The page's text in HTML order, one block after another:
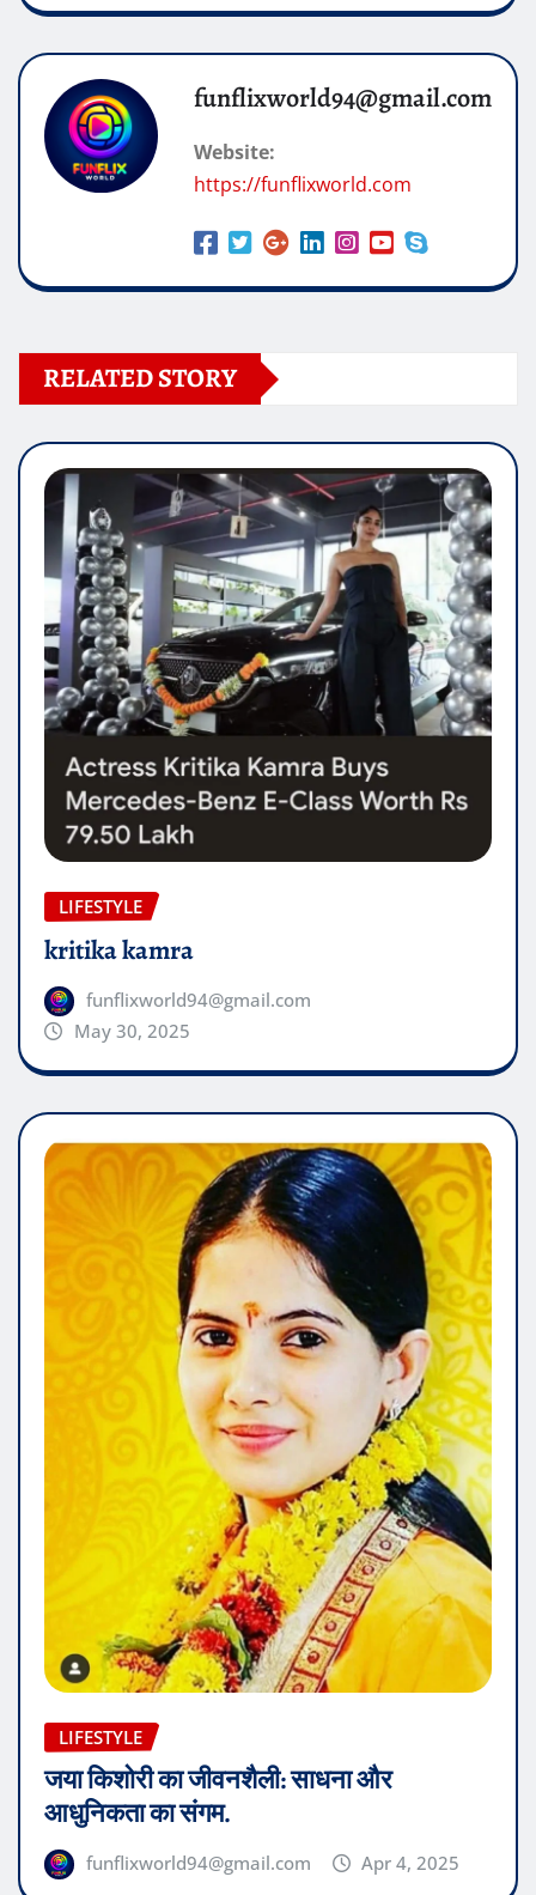
funflixworld94@gmail.com
Website:
https://funflixworld.com
RELATED STORY
LIFESTYLE
kritika kamra
funflixworld94@gmail.com
May 30, 2025
LIFESTYLE
जया किशोरी का जीवनशैली: साधना और
आधुनिकता का संगम.
funflixworld94@gmail.com Apr 4, 2025